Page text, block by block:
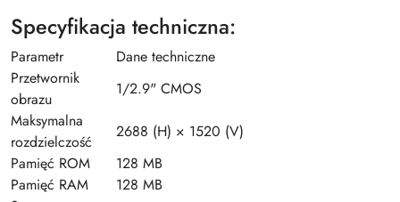
Specyfikacja techniczna:
Parametr
Dane techniczne
Przetwornik
obrazu
1/2.9" CMOS
Maksymalna
rozdzielczość
2688 (H) × 1520 (V)
Pamięć ROM
128 MB
Pamięć RAM
128 MB